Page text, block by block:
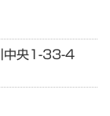
中央1-33-4